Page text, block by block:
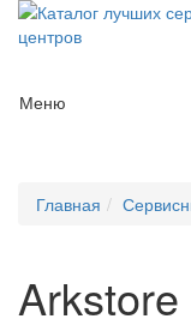
Меню
Главная